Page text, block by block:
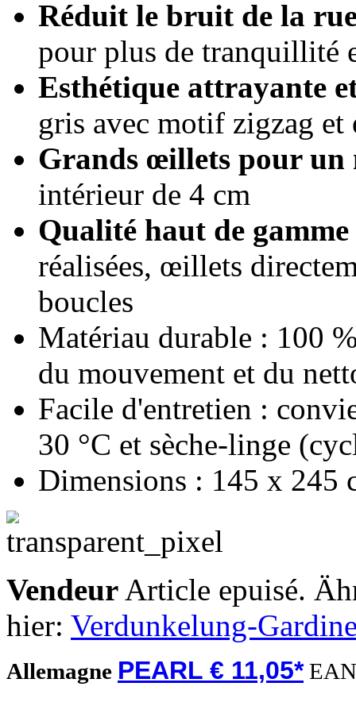
Réduit le bruit de la
pour plus de tranquillité
Esthétique attrayante
gris avec motif zigzag
Grands œillets pour un
intérieur de 4 cm
Qualité haut de
réalisées, œillets
boucles
Matériau durable : 100
du mouvement et du
Facile d'entretien :
30 °C et sèche-linge
Dimensions : 145 x 245
Vendeur Article epuisé.
hier: Verdunkelung-
Allemagne PEARL € 11,05*